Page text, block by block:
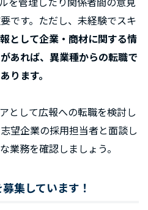
です。ただし、未経験でスキ
報として企業・商材に関する情
あれば、異業種からの転職で
ります。
として広報への転職を検討し
望企業の採用担当者と面談し
業務を確認しましょう。
集しています！